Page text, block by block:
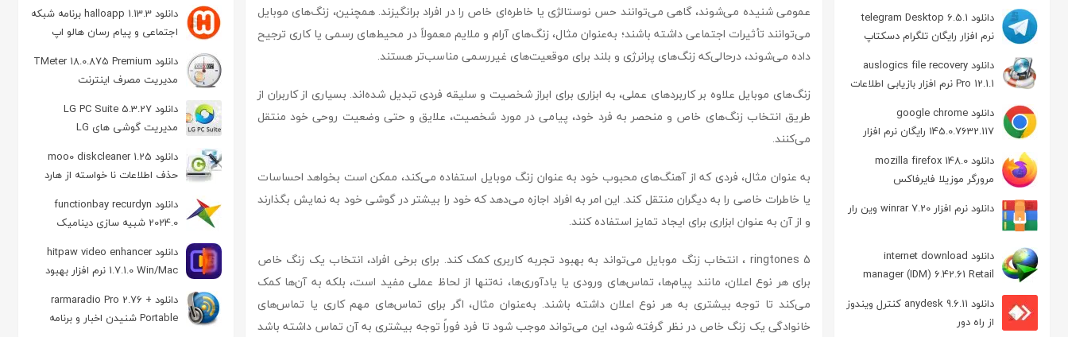
دانلود telegram Desktop 6.5.1
نرم افزار رایگان تلگرام دسکتاپ
دانلود auslogics file recovery
Pro 12.1.1 نرم افزار بازیابی اطلاعات
دانلود google chrome
145.0.7632.117 رایگان نرم افزار
مرورگر گوگل کروم
دانلود mozilla firefox 148.0
مرورگر موزیلا فایرفاکس
دانلود نرم افزار winrar 7.20 وین رار
دانلود internet download
manager (IDM) 6.42.61 Retail
مدیریت دانلود
دانلود anydesk 9.6.11 کنترل ویندوز
از راه دور
عمومی شنیده می‌شوند، گاهی می‌توانند حس نوستالژی یا خاطره‌ای خاص را در افراد برانگیزند. همچنین، زنگ‌های موبایل
می‌توانند تأثیرات اجتماعی داشته باشند؛ به‌عنوان مثال، زنگ‌های آرام و ملایم معمولاً در محیط‌های رسمی یا کاری ترجیح
داده می‌شوند، درحالی‌که زنگ‌های پرانرژی و بلند برای موقعیت‌های غیررسمی مناسب‌تر هستند.
زنگ‌های موبایل علاوه بر کاربردهای عملی، به ابزاری برای ابراز شخصیت و سلیقه فردی تبدیل شده‌اند. بسیاری از کاربران از
طریق انتخاب زنگ‌های خاص و منحصر به فرد خود، پیامی در مورد شخصیت، علایق و حتی وضعیت روحی خود منتقل
می‌کنند.
به عنوان مثال، فردی که از آهنگ‌های محبوب خود به عنوان زنگ موبایل استفاده می‌کند، ممکن است بخواهد احساسات
یا خاطرات خاصی را به دیگران منتقل کند. این امر به افراد اجازه می‌دهد که خود را بیشتر در گوشی خود به نمایش بگذارند
و از آن به عنوان ابزاری برای ایجاد تمایز استفاده کنند.
ringtones 5 ، انتخاب زنگ موبایل می‌تواند به بهبود تجربه کاربری کمک کند. برای برخی افراد، انتخاب یک زنگ خاص
برای هر نوع اعلان، مانند پیام‌ها، تماس‌های ورودی یا یادآوری‌ها، نه‌تنها از لحاظ عملی مفید است، بلکه به آن‌ها کمک
می‌کند تا توجه بیشتری به هر نوع اعلان داشته باشند. به‌عنوان مثال، اگر برای تماس‌های مهم کاری یا تماس‌های
خانوادگی یک زنگ خاص در نظر گرفته شود، این می‌تواند موجب شود تا فرد فوراً توجه بیشتری به آن تماس داشته باشد
دانلود halloapp 1.13.3 برنامه شبکه
اجتماعی و پیام رسان هالو اپ
دانلود TMeter 18.0.875 Premium
مدیریت مصرف اینترنت
دانلود LG PC Suite 5.3.27
مدیریت گوشی های LG
دانلود moo0 diskcleaner 1.25
حذف اطلاعات نا خواسته از هارد
دانلود functionbay recurdyn
2024.0 شبیه سازی دینامیک
سیستم چند جسمی
دانلود hitpaw video enhancer
1.7.1.0 Win/Mac نرم افزار بهبود
کیفیت فیلم
دانلود rarmaradio Pro 2.76 +
Portable شنیدن اخبار و برنامه